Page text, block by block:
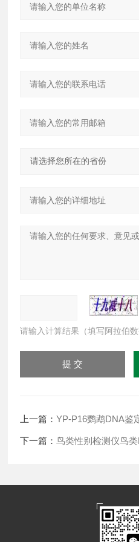
请输入计算结果（填写阿拉伯
上一篇：YP-P16鹦鹉DNA鉴
下一篇：鸟类性别检测仪鸟